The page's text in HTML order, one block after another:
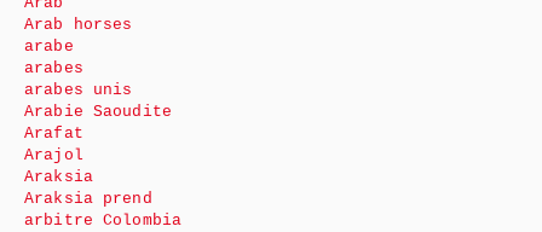
Arab horses
arabe
arabes
arabes unis
Arabie Saoudite
Arafat
Arajol
Araksia
Araksia prend
arbitre Colombia